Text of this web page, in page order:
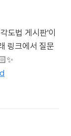
도법 게시판'이
링크에서 질문